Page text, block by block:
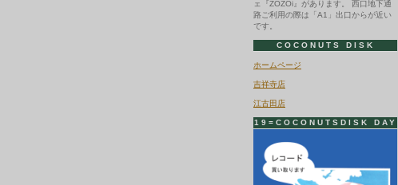
ェ『ZOZOi』があります。 西口地下通
路ご利用の際は「A1」出口からが近い
です。
COCONUTS DISK
ホームページ
吉祥寺店
江古田店
19=COCONUTSDISK DAY